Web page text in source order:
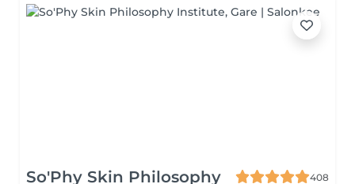
So'Phy Skin Philosophy
408